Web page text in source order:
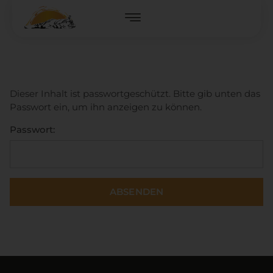
Dieser Inhalt ist passwortgeschützt. Bitte gib unten das
Passwort ein, um ihn anzeigen zu können.
Passwort: